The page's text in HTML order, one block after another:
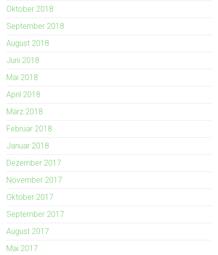
Oktober 2018
September 2018
August 2018
Juni 2018
Mai 2018
April 2018
März 2018
Februar 2018
Januar 2018
Dezember 2017
November 2017
Oktober 2017
September 2017
August 2017
Mai 2017